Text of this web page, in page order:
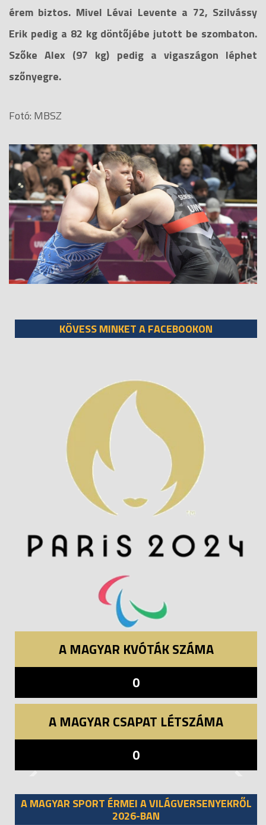
érem biztos. Mivel Lévai Levente a 72, Szilvássy
Erik pedig a 82 kg döntőjébe jutott be szombaton.
Szőke Alex (97 kg) pedig a vigaszágon léphet
szőnyegre.
Fotó: MBSZ
KÖVESS MINKET A FACEBOOKON
A MAGYAR KVÓTÁK SZÁMA
0
A MAGYAR CSAPAT LÉTSZÁMA
0
A MAGYAR SPORT ÉRMEI A VILÁGVERSENYEKRŐL
2026-BAN